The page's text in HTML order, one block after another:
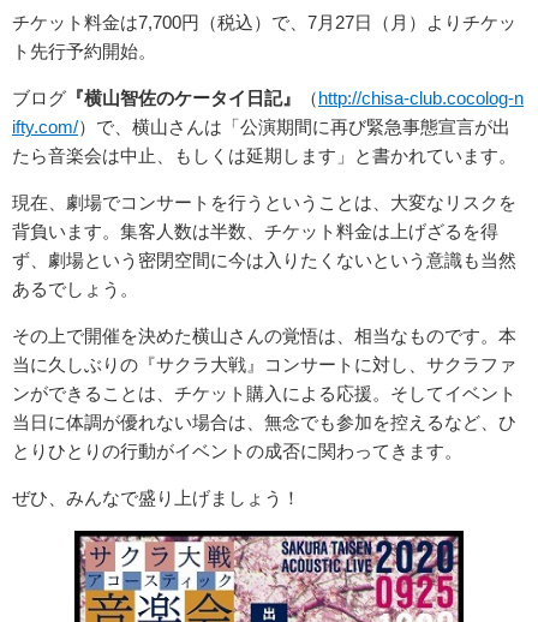
チケット料金は7,700円（税込）で、7月27日（月）よりチケッ
ト先行予約開始。
ブログ 『横山智佐のケータイ日記』 （http://chisa-club.cocolog-n
ifty.com/）で、横山さんは「公演期間に再び緊急事態宣言が出
たら音楽会は中止、もしくは延期します」と書かれています。
現在、劇場でコンサートを行うということは、大変なリスクを
背負います。集客人数は半数、チケット料金は上げざるを得
ず、劇場という密閉空間に今は入りたくないという意識も当然
あるでしょう。
その上で開催を決めた横山さんの覚悟は、相当なものです。本
当に久しぶりの『サクラ大戦』コンサートに対し、サクラファ
ンができることは、チケット購入による応援。そしてイベント
当日に体調が優れない場合は、無念でも参加を控えるなど、ひ
とりひとりの行動がイベントの成否に関わってきます。
ぜひ、みんなで盛り上げましょう！